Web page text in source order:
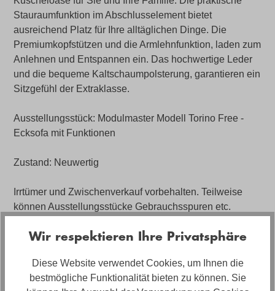
Stauraumfunktion im Abschlusselement bietet
ausreichend Platz für Ihre alltäglichen Dinge. Die
Premiumkopfstützen und die Armlehnfunktion, laden zum
Anlehnen und Entspannen ein. Das hochwertige Leder
und die bequeme Kaltschaumpolsterung, garantieren ein
Sitzgefühl der Extraklasse.
Ausstellungsstück: Modulmaster Modell Torino Free -
Ecksofa mit Funktionen
Zustand: Neuwertig
Irrtümer und Zwischenverkauf vorbehalten. Teilweise
können Ausstellungsstücke Gebrauchsspuren etc.
nähere Informationen zu Gebrauchsspuren erhalten Sie
Wir respektieren Ihre Privatsphäre
Diese Website verwendet Cookies, um Ihnen die
bestmögliche Funktionalität bieten zu können. Sie